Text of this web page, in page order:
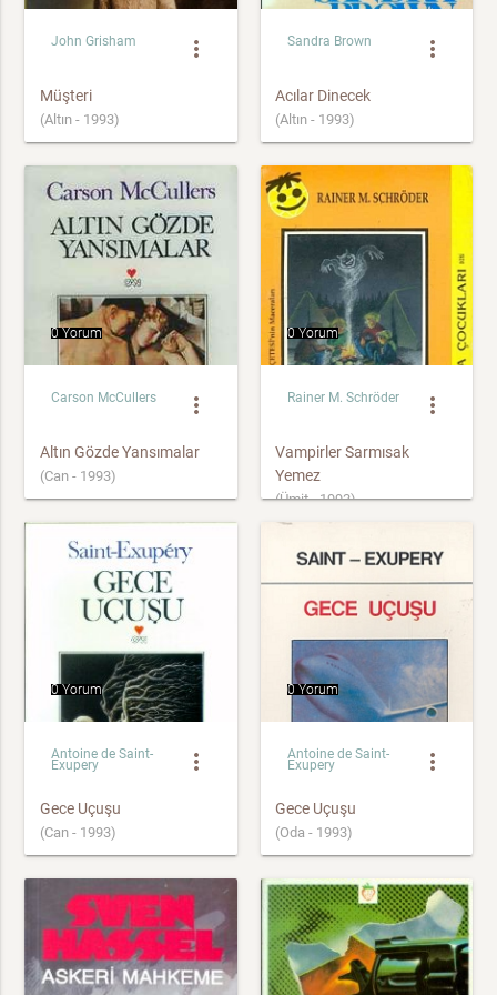
John Grisham more_vert
Müşteri
(Altın - 1993)
Sandra Brown more_vert
Acılar Dinecek
(Altın - 1993)
0 Yorum
Carson McCullers more_vert
Altın Gözde Yansımalar
(Can - 1993)
0 Yorum
Rainer M. Schröder more_vert
Vampirler Sarmısak
Yemez
(Ümit - 1993)
0 Yorum
Antoine de Saint-
Exupery more_vert
Gece Uçuşu
(Can - 1993)
0 Yorum
Antoine de Saint-
Exupery more_vert
Gece Uçuşu
(Oda - 1993)